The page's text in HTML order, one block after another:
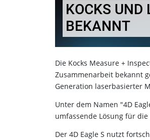
KOCKS UND
BEKANNT
Die Kocks Measure +
Zusammenarbeit bekannt
Generation laserbasierter
Unter dem Namen "4D
umfassende Lösung für
Der 4D Eagle S nutzt